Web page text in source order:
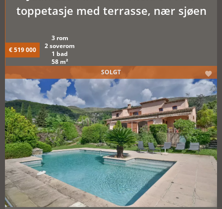
toppetasje med terrasse, nær sjøen
€ 519 000
3 rom
2 soverom
1 bad
58 m²
SOLGT